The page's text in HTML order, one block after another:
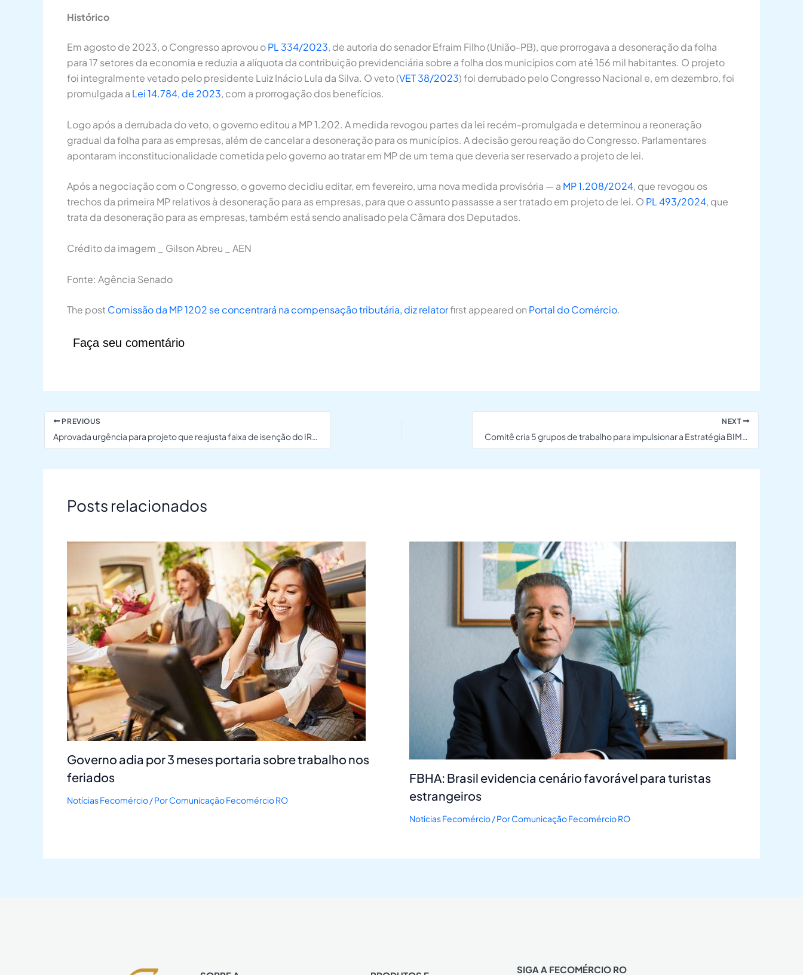
Histórico
Em agosto de 2023, o Congresso aprovou oPL 334/2023, de autoria do senador Efraim Filho (União-PB), que prorrogava a desoneração da folha
para 17 setores da economia e reduzia a alíquota da contribuição previdenciária sobre a folha dos municípios com até 156 mil habitantes. O projeto
foi integralmente vetado pelo presidente Luiz Inácio Lula da Silva. O veto (VET 38/2023) foi derrubado pelo Congresso Nacional e, em dezembro, foi
promulgada a Lei 14.784, de 2023, com a prorrogação dos benefícios.
Logo após a derrubada do veto, o governo editou a MP 1.202. A medida revogou partes da lei recém-promulgada e determinou a reoneração
gradual da folha para as empresas, além de cancelar a desoneração para os municípios. A decisão gerou reação do Congresso. Parlamentares
apontaram inconstitucionalidade cometida pelo governo ao tratar em MP de um tema que deveria ser reservado a projeto de lei.
Após a negociação com o Congresso, o governo decidiu editar, em fevereiro, uma nova medida provisória — a MP 1.208/2024, que revogou os
trechos da primeira MP relativos à desoneração para as empresas, para que o assunto passasse a ser tratado em projeto de lei. O PL 493/2024, que
trata da desoneração para as empresas, também está sendo analisado pela Câmara dos Deputados.
Crédito da imagem _ Gilson Abreu _ AEN
Fonte: Agência Senado
The post Comissão da MP 1202 se concentrará na compensação tributária, diz relatorfirst appeared on Portal do Comércio.
Faça seu comentário
PREVIOUS NEXT
Posts relacionados
Governo adia por 3 meses portaria sobre trabalho nos
feriados
Notícias Fecomércio/ PorComunicação Fecomércio RO
FBHA: Brasil evidencia cenário favorável para turistas
estrangeiros
Notícias Fecomércio/ PorComunicação Fecomércio RO
SIGA A FECOMÉRCIO RO